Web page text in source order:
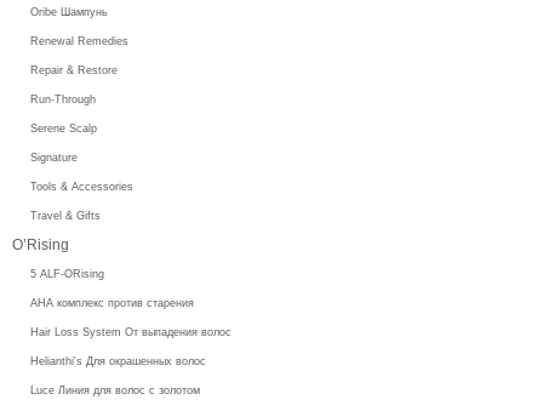
Oribe Шампунь
Renewal Remedies
Repair & Restore
Run-Through
Serene Scalp
Signature
Tools & Accessories
Travel & Gifts
O’Rising
5 ALF-ORising
AHA комплекс против старения
Hair Loss System От выпадения волос
Helianthi's Для окрашенных волос
Luce Линия для волос с золотом